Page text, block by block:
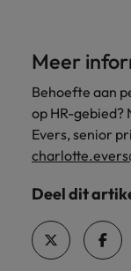
Meer
Behoefte aan
op HR-gebied?
Evers, senior
Deel dit